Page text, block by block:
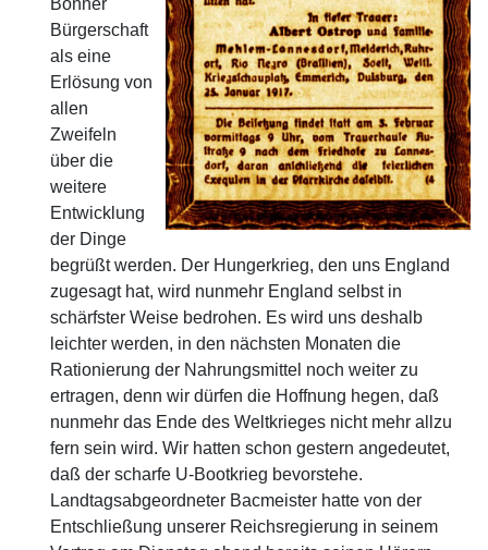
Bonner
Bürgerschaft
als eine
Erlösung von
allen
Zweifeln
über die
weitere
Entwicklung
der Dinge
begrüßt werden. Der Hungerkrieg, den uns England
zugesagt hat, wird nunmehr England selbst in
schärfster Weise bedrohen. Es wird uns deshalb
leichter werden, in den nächsten Monaten die
Rationierung der Nahrungsmittel noch weiter zu
ertragen, denn wir dürfen die Hoffnung hegen, daß
nunmehr das Ende des Weltkrieges nicht mehr allzu
fern sein wird. Wir hatten schon gestern angedeutet,
daß der scharfe U-Bootkrieg bevorstehe.
Landtagsabgeordneter Bacmeister hatte von der
Entschließung unserer Reichsregierung in seinem